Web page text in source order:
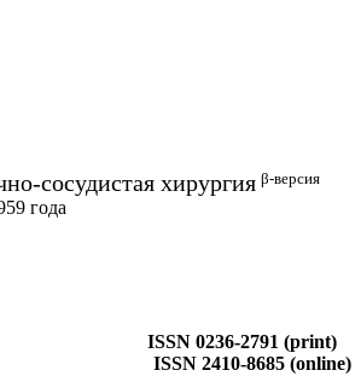
сосудистая хирургия β-версия
года
ISSN 0236-2791 (print)
ISSN 2410-8685 (online)